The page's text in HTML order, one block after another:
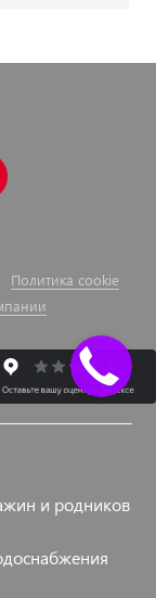
Политика cookie
и родников